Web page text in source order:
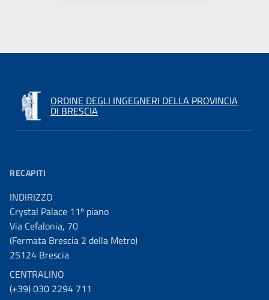
ORDINE DEGLI INGEGNERI DELLA PROVINCIA
DI BRESCIA
RECAPITI
INDIRIZZO
Crystal Palace 11º piano
Via Cefalonia, 70
(Fermata Brescia 2 della Metro)
25124 Brescia
CENTRALINO
(+39) 030 2294 711